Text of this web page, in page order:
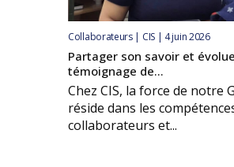
Collaborateurs | CIS | 4 juin 2026
Partager son savoir et
témoignage de...
Chez CIS, la force de notre
réside dans les
collaborateurs et...